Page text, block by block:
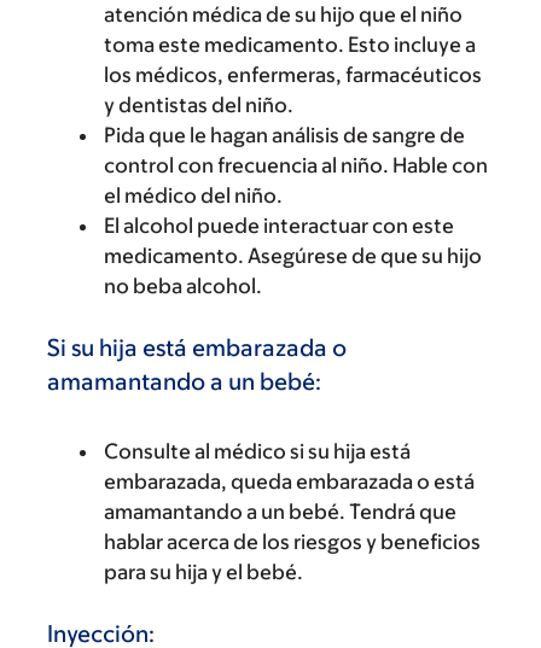
atención médica de su hijo que el niño
toma este medicamento. Esto incluye a
los médicos, enfermeras, farmacéuticos
y dentistas del niño.
Pida que le hagan análisis de sangre de
control con frecuencia al niño. Hable con
el médico del niño.
El alcohol puede interactuar con este
medicamento. Asegúrese de que su hijo
no beba alcohol.
Si su hija está embarazada o
amamantando a un bebé:
Consulte al médico si su hija está
embarazada, queda embarazada o está
amamantando a un bebé. Tendrá que
hablar acerca de los riesgos y beneficios
para su hija y el bebé.
Inyección: